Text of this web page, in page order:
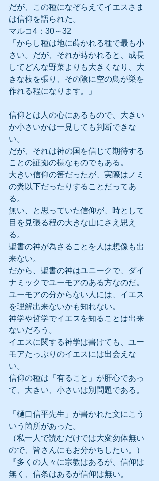
だが、この種になぞらえてイエスさま
は信仰を語られた。
マルコ4：30～32
「からし種は地に蒔かれる種で最も小
さい。だが、それが蒔かれると、成長
してどんな野菜よりも大きくなり、大
きな枝を張り、その陰に空の鳥が巣を
作れる程になります。」
信仰とは人の心にあるもので、大きい
か小さいかは一見しても判断できな
い。
だが、それは神の国を信じて期待する
ことの証拠の様なものでもある。
大きい信仰の筈だったが、実際はノミ
の糞以下だったりすることだってあ
る。
無い、と思っていた信仰が、時として
目を見張る程の大きな山にさえ思え
る。
聖書の神が為さることを人は想像も出
来ない。
だから、聖書の神はユニークで、ダイ
ナミックでユーモアのある方なのだ。
ユーモアの分からない人には、イエス
を理解出来ないかも知れない。
神学や哲学でイエスを知ることは出来
ないだろう。
イエスに関する神学は書けても、ユー
モアたっぷりのイエスには出会えな
い。
信仰の種は「有ること」が肝心であっ
て、大きい、小さいは別問題である。
「樋口信平先生」が書かれた文にこう
いう箇所があった。
（私一人で読むだけでは大変勿体無い
ので、皆さんにもお分かちしたい。）
『多くの人々に宗教はあるが、信仰は
無く、信条はあるが信仰は無い。